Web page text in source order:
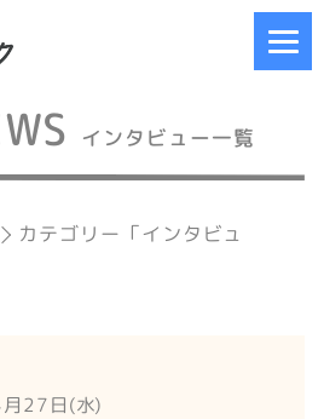
インタビュー一覧
カテゴリー「インタビュ
27日(水)